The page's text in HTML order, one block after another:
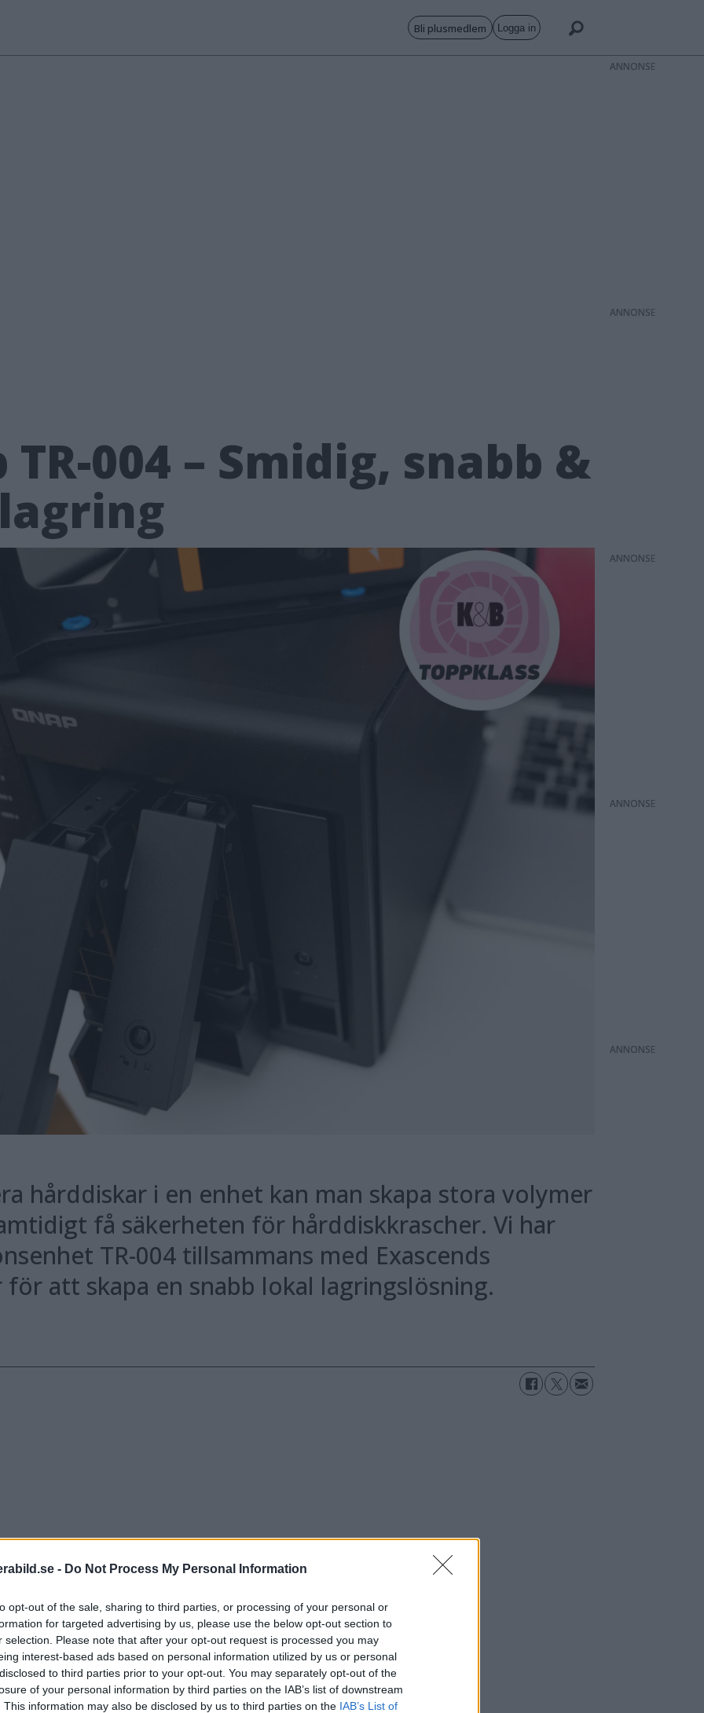
- Do Not Process My Personal Information
opt-out of the sale, sharing to third parties, or processing of your personal or
for targeted advertising by us, please use the below opt-out section to
selection. Please note that after your opt-out request is processed you may
interest-based ads based on personal information utilized by us or personal
to third parties prior to your opt-out. You may separately opt-out of the
of your personal information by third parties on the IAB’s list of downstream
This information may also be disclosed by us to third parties on the IAB’s List of
Bli plusmedlem Logga in
TR-004 – Smidig, snabb &
hårddiskar i en enhet kan man skapa stora volymer
få säkerheten för hårddiskkrascher. Vi har
TR-004 tillsammans med Exascends
för att skapa en snabb lokal lagringslösning.
ANNONS
ANNONS
ANNONS
ANNONS
ANNONS